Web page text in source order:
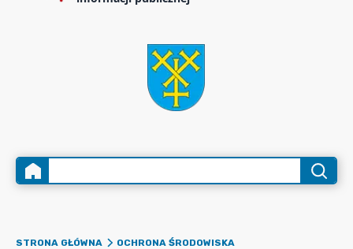
STRONA GŁÓWNA
OCHRONA ŚRODOWISKA